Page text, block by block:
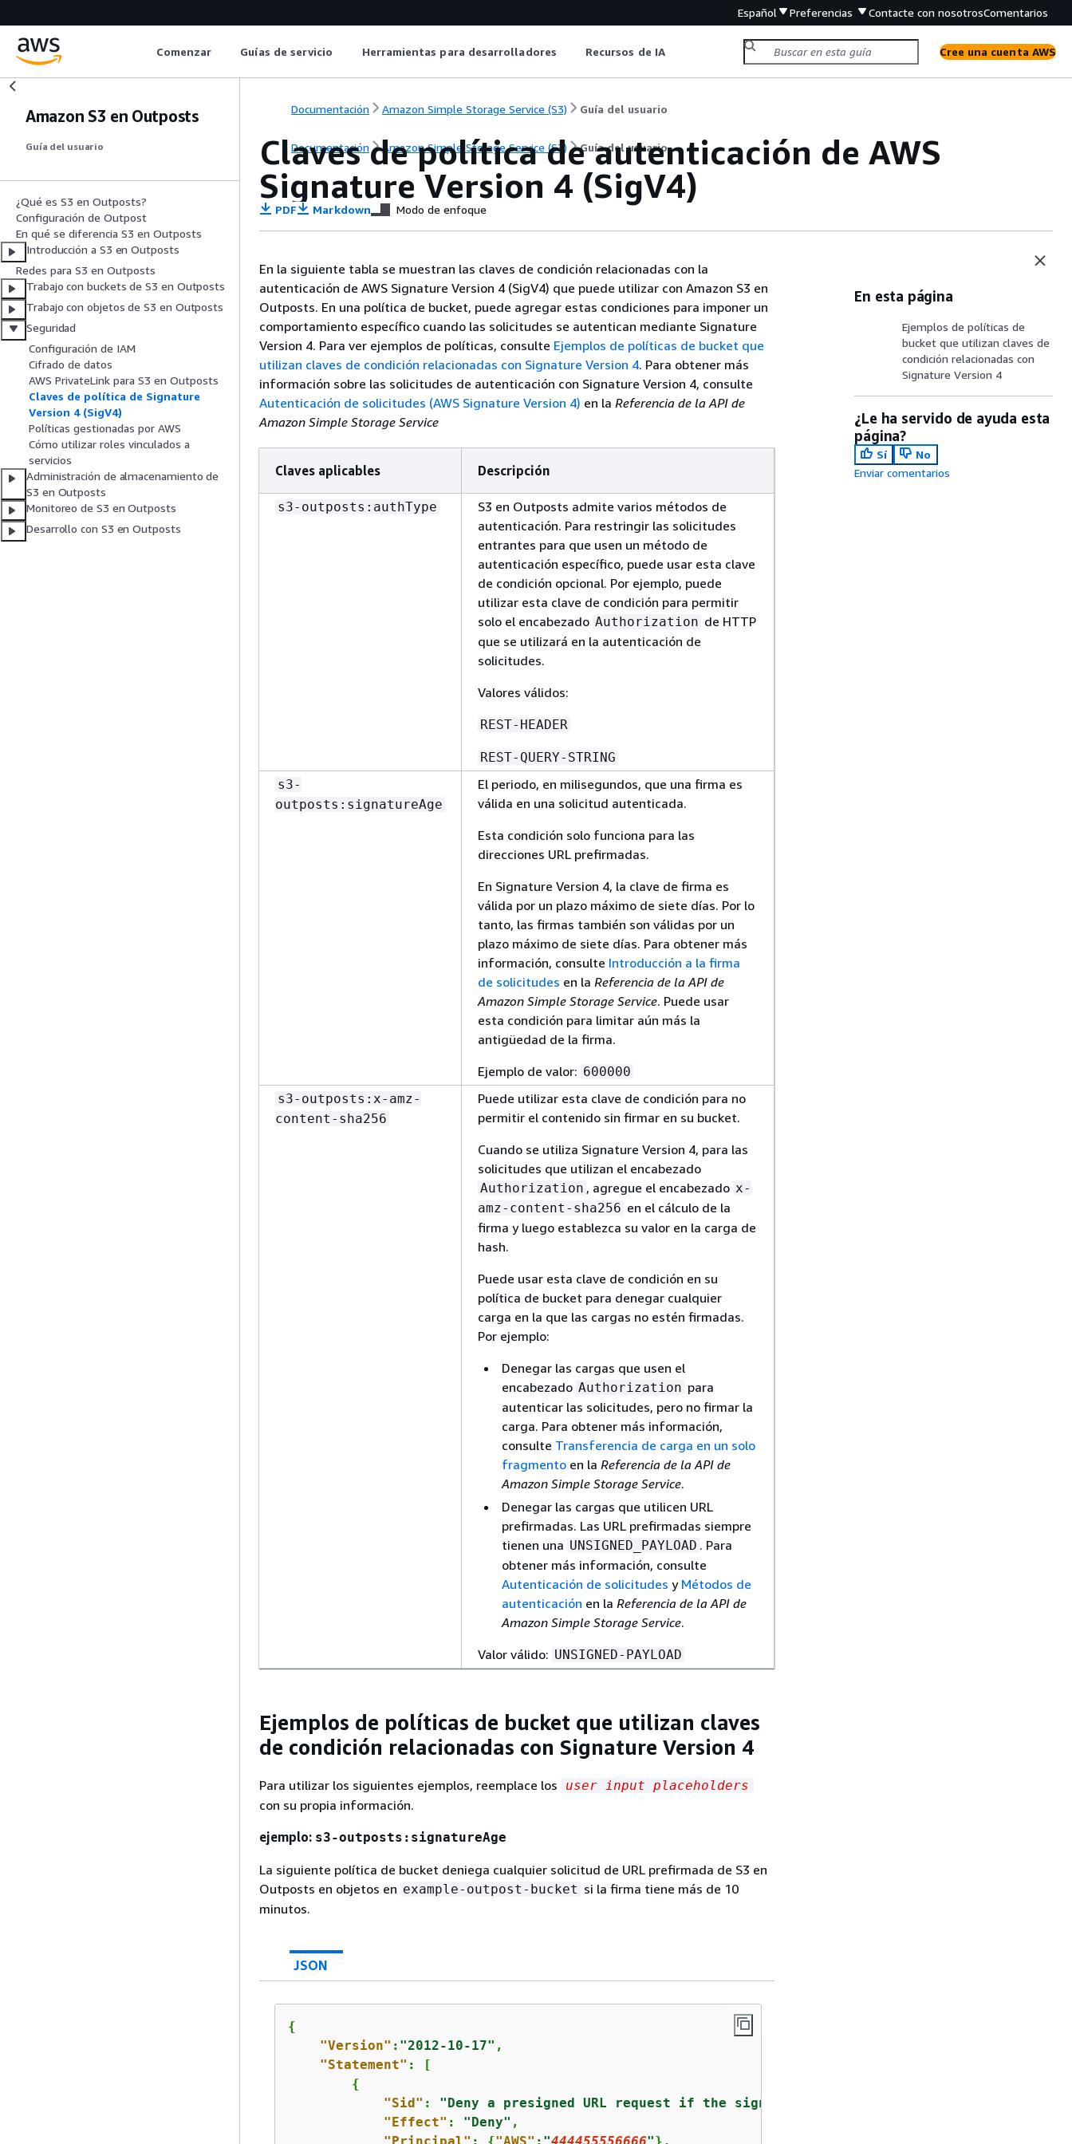
Español Preferencias Contacte con nosotrosComentarios
Comenzar Guías de servicio Herramientas para desarrolladores Recursos de IA Cree una cuenta AWS
Amazon S3 en Outposts
Guía del usuario
¿Qué es S3 en Outposts?
Configuración de Outpost
En qué se diferencia S3 en Outposts
Introducción a S3 en Outposts
Redes para S3 en Outposts
Trabajo con buckets de S3 en Outposts
Trabajo con objetos de S3 en Outposts
Seguridad
Configuración de IAM
Cifrado de datos
AWS PrivateLink para S3 en Outposts
Claves de política de Signature
Version 4 (SigV4)
Políticas gestionadas por AWS
Cómo utilizar roles vinculados a
servicios
Administración de almacenamiento de
S3 en Outposts
Monitoreo de S3 en Outposts
Desarrollo con S3 en Outposts
Documentación Amazon Simple Storage Service (S3) Guía del usuario
Documentación Amazon Simple Storage Service (S3) Guía del usuario
Claves de política de autenticación de AWS
Signature Version 4 (SigV4)
PDF Markdown Modo de enfoque
En la siguiente tabla se muestran las claves de condición relacionadas con la
autenticación de AWS Signature Version 4 (SigV4) que puede utilizar con Amazon S3 en
Outposts. En una política de bucket, puede agregar estas condiciones para imponer un
comportamiento específico cuando las solicitudes se autentican mediante Signature
Version 4. Para ver ejemplos de políticas, consulte Ejemplos de políticas de bucket que
utilizan claves de condición relacionadas con Signature Version 4. Para obtener más
información sobre las solicitudes de autenticación con Signature Version 4, consulte
Autenticación de solicitudes (AWS Signature Version 4) en la Referencia de la API de
Amazon Simple Storage Service
Claves aplicables Descripción
s3-outposts:authType
S3 en Outposts admite varios métodos de
autenticación. Para restringir las solicitudes
entrantes para que usen un método de
autenticación específico, puede usar esta clave
de condición opcional. Por ejemplo, puede
utilizar esta clave de condición para permitir
solo el encabezado Authorization de HTTP
que se utilizará en la autenticación de
solicitudes.
Valores válidos:
REST-HEADER
REST-QUERY-STRING
s3-
outposts:signatureAge
El periodo, en milisegundos, que una firma es
válida en una solicitud autenticada.
Esta condición solo funciona para las
direcciones URL prefirmadas.
En Signature Version 4, la clave de firma es
válida por un plazo máximo de siete días. Por lo
tanto, las firmas también son válidas por un
plazo máximo de siete días. Para obtener más
información, consulte Introducción a la firma
de solicitudes en la Referencia de la API de
Amazon Simple Storage Service. Puede usar
esta condición para limitar aún más la
antigüedad de la firma.
Ejemplo de valor: 600000
s3-outposts:x-amz-
content-sha256
Puede utilizar esta clave de condición para no
permitir el contenido sin firmar en su bucket.
Cuando se utiliza Signature Version 4, para las
solicitudes que utilizan el encabezado
Authorization , agregue el encabezado x-
amz-content-sha256 en el cálculo de la
firma y luego establezca su valor en la carga de
hash.
Puede usar esta clave de condición en su
política de bucket para denegar cualquier
carga en la que las cargas no estén firmadas.
Por ejemplo:
Denegar las cargas que usen el
encabezado Authorization para
autenticar las solicitudes, pero no firmar la
carga. Para obtener más información,
consulte Transferencia de carga en un solo
fragmento en la Referencia de la API de
Amazon Simple Storage Service.
Denegar las cargas que utilicen URL
prefirmadas. Las URL prefirmadas siempre
tienen una UNSIGNED_PAYLOAD . Para
obtener más información, consulte
Autenticación de solicitudes y Métodos de
autenticación en la Referencia de la API de
Amazon Simple Storage Service.
Valor válido: UNSIGNED-PAYLOAD
Ejemplos de políticas de bucket que utilizan claves
de condición relacionadas con Signature Version 4
Para utilizar los siguientes ejemplos, reemplace los user input placeholders
con su propia información.
ejemplo: s3-outposts:signatureAge
La siguiente política de bucket deniega cualquier solicitud de URL prefirmada de S3 en
Outposts en objetos en example-outpost-bucket si la firma tiene más de 10
minutos.
JSON
{
"Version" : "2012-10-17" ,
"Statement" : [
{
"Sid" : "Deny a presigned URL request if the signature is more than 10 minutes old"
"Effect" : "Deny" ,
"Principal" : {"AWS" : "444455556666"},
En esta página
Ejemplos de políticas de
bucket que utilizan claves de
condición relacionadas con
Signature Version 4
¿Le ha servido de ayuda esta
página?
Sí
No
Enviar comentarios